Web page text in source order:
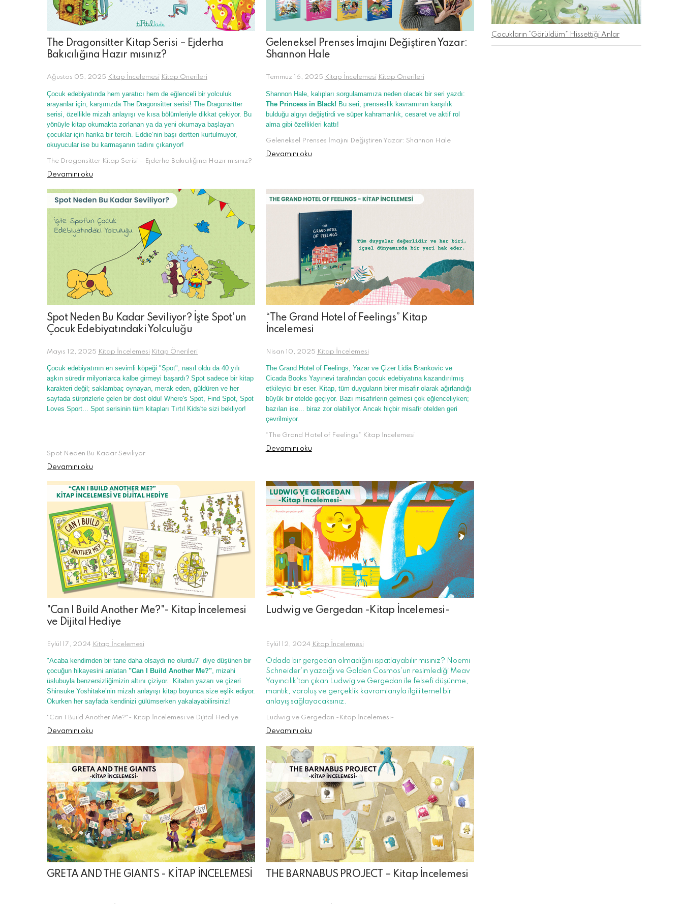
The Dragonsitter Kitap Serisi – Ejderha
Bakıcılığına Hazır mısınız?
Ağustos 05, 2025 Kitap İncelemesi Kitap Önerileri
Çocuk edebiyatında hem yaratıcı hem de eğlenceli bir yolculuk
arayanlar için, karşınızda The Dragonsitter serisi! The Dragonsitter
serisi, özellikle mizah anlayışı ve kısa bölümleriyle dikkat çekiyor. Bu
yönüyle kitap okumakta zorlanan ya da yeni okumaya başlayan
çocuklar için harika bir tercih. Eddie’nin başı dertten kurtulmuyor,
okuyucular ise bu karmaşanın tadını çıkarıyor!
The Dragonsitter Kitap Serisi – Ejderha Bakıcılığına Hazır mısınız?
Devamını oku
Geleneksel Prenses İmajını Değiştiren Yazar:
Shannon Hale
Temmuz 16, 2025 Kitap İncelemesi Kitap Önerileri
Shannon Hale, kalıpları sorgulamamıza neden olacak bir seri yazdı:
The Princess in Black! Bu seri, prenseslik kavramının karşılık
bulduğu algıyı değiştirdi ve süper kahramanlık, cesaret ve aktif rol
alma gibi özellikleri kattı!
Geleneksel Prenses İmajını Değiştiren Yazar: Shannon Hale
Devamını oku
Spot Neden Bu Kadar Seviliyor? İşte Spot'un
Çocuk Edebiyatındaki Yolculuğu
Mayıs 12, 2025 Kitap İncelemesi Kitap Önerileri
Çocuk edebiyatının en sevimli köpeği "Spot", nasıl oldu da 40 yılı
aşkın süredir milyonlarca kalbe girmeyi başardı? Spot sadece bir kitap
karakteri değil; saklambaç oynayan, merak eden, güldüren ve her
sayfada sürprizlerle gelen bir dost oldu! Where's Spot, Find Spot, Spot
Loves Sport... Spot serisinin tüm kitapları Tırtıl Kids'te sizi bekliyor!
Spot Neden Bu Kadar Seviliyor
Devamını oku
“The Grand Hotel of Feelings” Kitap
İncelemesi
Nisan 10, 2025 Kitap İncelemesi
The Grand Hotel of Feelings, Yazar ve Çizer Lidia Brankovic ve
Cicada Books Yayınevi tarafından çocuk edebiyatına kazandırılmış
etkileyici bir eser. Kitap, tüm duyguların birer misafir olarak ağırlandığı
büyük bir otelde geçiyor. Bazı misafirlerin gelmesi çok eğlenceliyken;
bazıları ise... biraz zor olabiliyor. Ancak hiçbir misafir otelden geri
çevrilmiyor.
“The Grand Hotel of Feelings” Kitap İncelemesi
Devamını oku
"Can I Build Another Me?"- Kitap İncelemesi
ve Dijital Hediye
Eylül 17, 2024 Kitap İncelemesi
"Acaba kendimden bir tane daha olsaydı ne olurdu?" diye düşünen bir
çocuğun hikayesini anlatan "Can I Build Another Me?", mizahi
üslubuyla benzersizliğimizin altını çiziyor.
Kitabın yazarı ve çizeri
Shinsuke Yoshitake’nin mizah anlayışı kitap boyunca size eşlik ediyor.
Okurken her sayfada kendinizi gülümserken yakalayabilirsiniz!
"Can I Build Another Me?"- Kitap İncelemesi ve Dijital Hediye
Devamını oku
Ludwig ve Gergedan -Kitap İncelemesi-
Eylül 12, 2024 Kitap İncelemesi
Odada bir gergedan olmadığını ispatlayabilir misiniz? Noemi
Schneider’ın yazdığı ve Golden Cosmos’un resimlediği Meav
Yayıncılık ’tan çıkan Ludwig ve Gergedan ile felsefi düşünme,
mantık, varoluş ve gerçeklik kavramlarıyla ilgili temel bir
anlayış sağlayacaksınız.
Ludwig ve Gergedan -Kitap İncelemesi-
Devamını oku
GRETA AND THE GIANTS - KİTAP İNCELEMESİ THE BARNABUS PROJECT – Kitap İncelemesi
Çocukların “Görüldüm” Hissettiği Anlar